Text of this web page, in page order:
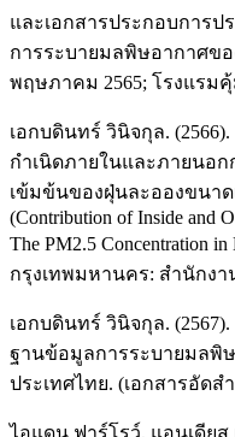
และเอกสารประกอบการ
การระบายมลพิษอากาศขอ
พฤษภาคม 2565; โรงแรม
เอกบดินทร์ วินิจกุล.
กำเนิดภายในและภายนอ
เข้มข้นของฝุ่นละอองขนา
(Contribution of Inside and
The PM2.5 Concentration
กรุงเทพมหานคร: สำนักงา
เอกบดินทร์ วินิจกุล.
ฐานข้อมูลการระบายมลพิ
ประเทศไทย. (เอกสารอัดสำ
ไอแดน ฟาร์โรว์, แอนเดีย